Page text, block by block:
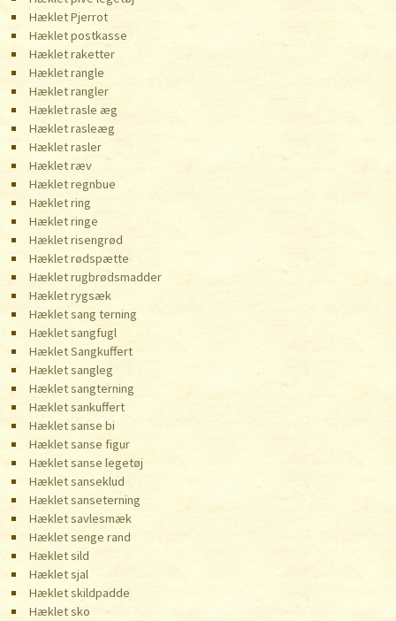
Hæklet Pjerrot
Hæklet postkasse
Hæklet raketter
Hæklet rangle
Hæklet rangler
Hæklet rasle æg
Hæklet rasleæg
Hæklet rasler
Hæklet ræv
Hæklet regnbue
Hæklet ring
Hæklet ringe
Hæklet risengrød
Hæklet rødspætte
Hæklet rugbrødsmadder
Hæklet rygsæk
Hæklet sang terning
Hæklet sangfugl
Hæklet Sangkuffert
Hæklet sangleg
Hæklet sangterning
Hæklet sankuffert
Hæklet sanse bi
Hæklet sanse figur
Hæklet sanse legetøj
Hæklet sanseklud
Hæklet sanseterning
Hæklet savlesmæk
Hæklet senge rand
Hæklet sild
Hæklet sjal
Hæklet skildpadde
Hæklet sko